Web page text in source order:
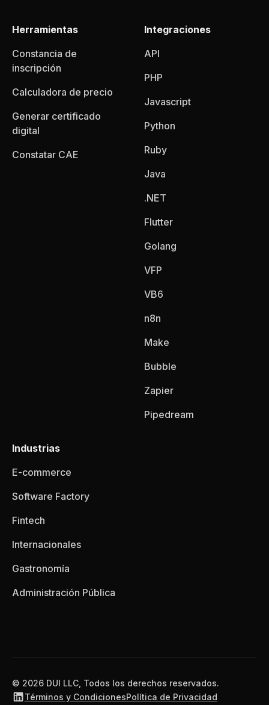
Herramientas
Constancia de
inscripción
Calculadora de precio
Generar certificado
digital
Constatar CAE
Integraciones
API
PHP
Javascript
Python
Ruby
Java
.NET
Flutter
Golang
VFP
VB6
n8n
Make
Bubble
Zapier
Pipedream
Industrias
E-commerce
Software Factory
Fintech
Internacionales
Gastronomía
Administración Pública
© 2026 DUI LLC, Todos los derechos reservados.
Términos y CondicionesPolítica de Privacidad